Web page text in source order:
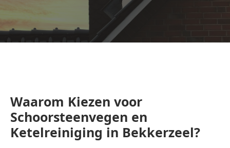
Waarom Kiezen voor
Schoorsteenvegen en
Ketelreiniging in Bekkerzeel?